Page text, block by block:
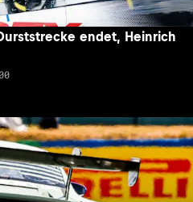
endet, Heinrich